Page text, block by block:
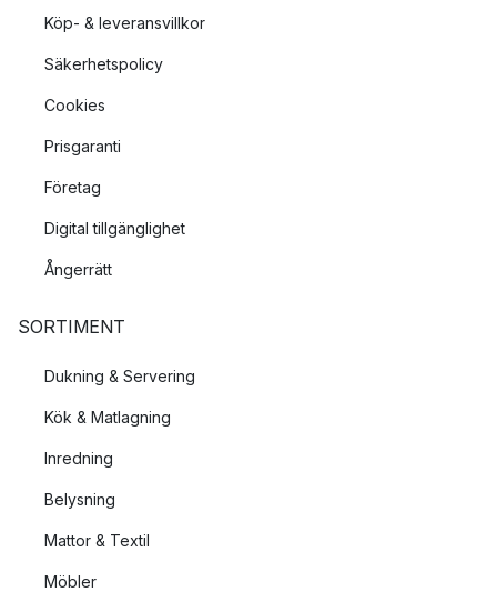
Köp- & leveransvillkor
Säkerhetspolicy
Cookies
Prisgaranti
Företag
Digital tillgänglighet
Ångerrätt
SORTIMENT
Dukning & Servering
Kök & Matlagning
Inredning
Belysning
Mattor & Textil
Möbler